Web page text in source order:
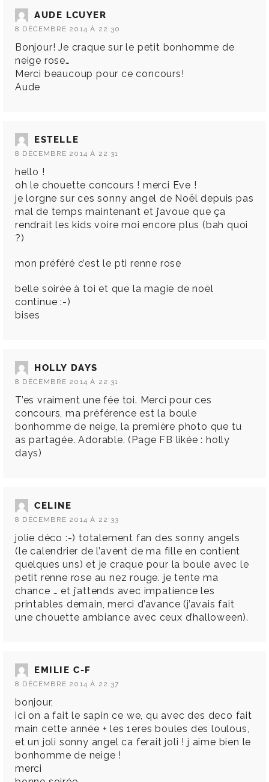
AUDE LCUYER
8 DÉCEMBRE 2014 À 22:30
Bonjour! Je craque sur le petit bonhomme de
neige rose…
Merci beaucoup pour ce concours!
Aude
ESTELLE
8 DÉCEMBRE 2014 À 22:31
hello !
oh le chouette concours ! merci Eve !
je lorgne sur ces sonny angel de Noël depuis pas
mal de temps maintenant et j’avoue que ça
rendrait les kids voire moi encore plus (bah quoi
?)
mon préféré c’est le pti renne rose
belle soirée à toi et que la magie de noël
continue :-)
bises
HOLLY DAYS
8 DÉCEMBRE 2014 À 22:31
T’es vraiment une fée toi. Merci pour ces
concours, ma préférence est la boule
bonhomme de neige, la première photo que tu
as partagée. Adorable. (Page FB likée : holly
days)
CELINE
8 DÉCEMBRE 2014 À 22:33
jolie déco :-) totalement fan des sonny angels
(le calendrier de l’avent de ma fille en contient
quelques uns) et je craque pour la boule avec le
petit renne rose au nez rouge. je tente ma
chance … et j’attends avec impatience les
printables demain, merci d’avance (j’avais fait
une chouette ambiance avec ceux d’halloween).
EMILIE C-F
8 DÉCEMBRE 2014 À 22:37
bonjour,
ici on a fait le sapin ce we, qu avec des deco fait
main cette année + les 1eres boules des loulous,
et un joli sonny angel ca ferait joli ! j aime bien le
bonhomme de neige !
merci